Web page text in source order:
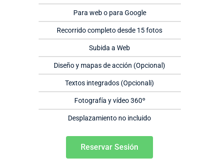
Para web o para Google
Recorrido completo desde 15 fotos
Subida a Web
Diseño y mapas de acción (Opcional)
Textos integrados (Opcionali)
Fotografía y vídeo 360º
Desplazamiento no incluido
Reservar Sesión